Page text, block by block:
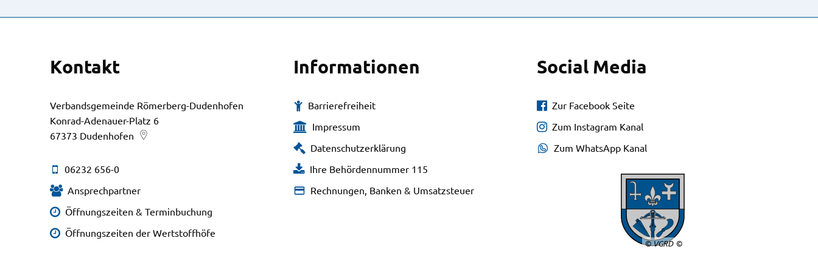
Kontakt
Verbandsgemeinde Römerberg-Dudenhofen
Konrad-Adenauer-Platz 6
67373 Dudenhofen
06232 656-0
Ansprechpartner
Öffnungszeiten & Terminbuchung
Öffnungszeiten der Wertstoffhöfe
Informationen
Barrierefreiheit
Impressum
Datenschutzerklärung
Ihre Behördennummer 115
Rechnungen, Banken & Umsatzsteuer
Social Media
Zur Facebook Seite
Zum Instagram Kanal
Zum WhatsApp Kanal
© VGRD